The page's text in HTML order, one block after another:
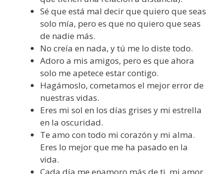
Sé que está mal decir que quiero que seas
solo mía, pero es que no quiero que seas
de nadie más.
No creía en nada, y tú me lo diste todo.
Adoro a mis amigos, pero es que ahora
solo me apetece estar contigo.
Hagámoslo, cometamos el mejor error de
nuestras vidas.
Eres mi sol en los días grises y mi estrella
en la oscuridad.
Te amo con todo mi corazón y mi alma.
Eres lo mejor que me ha pasado en la
vida.
Cada día me enamoro más de ti, mi amor.